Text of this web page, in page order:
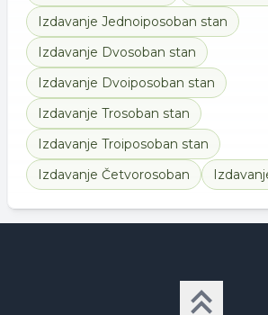
Izdavanje Jednoiposoban stan
Izdavanje Dvosoban stan
Izdavanje Dvoiposoban stan
Izdavanje Trosoban stan
Izdavanje Troiposoban stan
Izdavanje Četvorosoban